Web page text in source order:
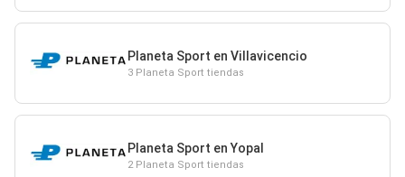
Planeta Sport en Villavicencio
3 Planeta Sport tiendas
Planeta Sport en Yopal
2 Planeta Sport tiendas